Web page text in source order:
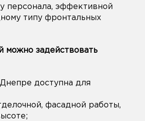
персонала, эффективной
типу фронтальных
можно задействовать
доступна для
фасадной работы,